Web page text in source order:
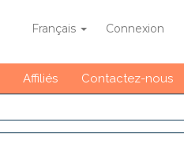
Français Connexion
Affiliés Contactez-nous